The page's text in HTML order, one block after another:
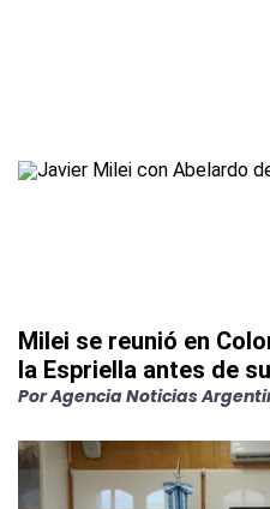
Milei se reunió en
la Espriella antes de
PorAgencia Noticias